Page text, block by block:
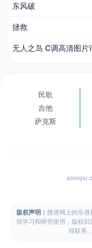
东风破
拯救
无人之岛 C调高清图片
民歌
吉他
萨克斯
版权声明： 搜谱网上的乐谱
供学习和研究使用，版权
得联系